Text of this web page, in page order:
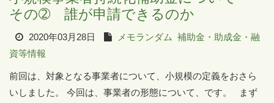
その➁ 誰が申請できるのか
2020年03月28日 メモランダム 補助金・助成金・融
資等情報
前回は、対象となる事業者について、小規模の定義をおさら
いしました。 今回は、事業者の形態について、です。 まず